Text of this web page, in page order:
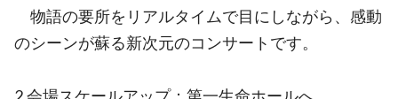
物語の要所をリアルタイムで目にしながら、感動
のシーンが蘇る新次元のコンサートです。